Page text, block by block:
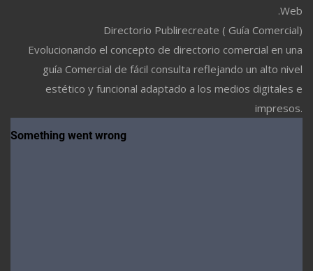
Web.
Directorio Publirecreate ( Guía Comercial)
Evolucionando el concepto de directorio comercial en una
guía Comercial de fácil consulta reflejando un alto nivel
estético y funcional adaptado a los medios digitales e
impresos.